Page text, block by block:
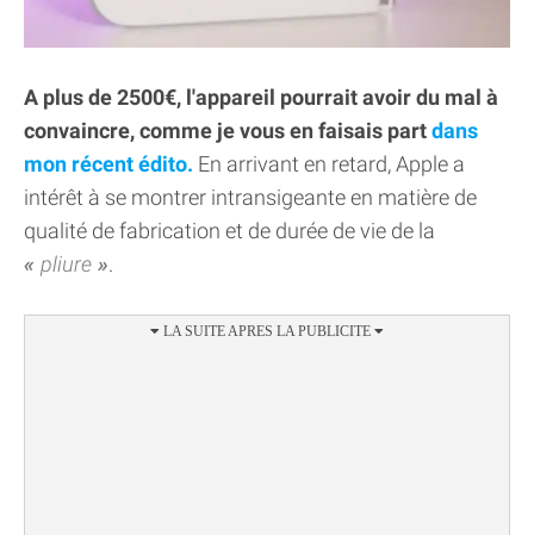
A plus de 2500€, l'appareil pourrait avoir du mal à
convaincre, comme je vous en faisais partdans
mon récent édito. En arrivant en retard, Apple a
intérêt à se montrer intransigeante en matière de
qualité de fabrication et de durée de vie de la
pliure
.